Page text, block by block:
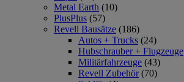
Metal Earth (10)
PlusPlus (57)
Revell Bausätze (186)
Autos + Trucks (24)
Hubschrauber + Flugzeuge
Militärfahrzeuge (43)
Revell Zubehör (70)